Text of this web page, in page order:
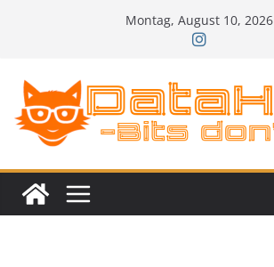
Montag, August 10, 2026